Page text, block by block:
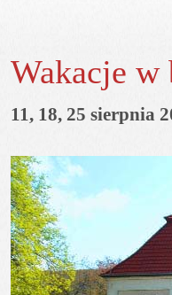
Wakacje
11, 18, 25 sierpnia